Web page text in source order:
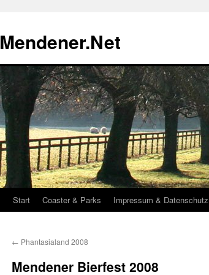
springen
Mendener.Net
Start Coaster & Parks Impressum & Datenschutz
← Phantasialand 2008
Mendener Bierfest 2008